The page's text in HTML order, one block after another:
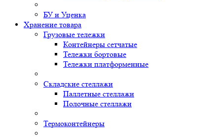
БУ и Уценка
Хранение товара
Грузовые тележки
Контейнеры сетчатые
Тележки бортовые
Тележки платформенные
Складские стеллажи
Паллетные стеллажи
Полочные стеллажи
Термоконтейнеры